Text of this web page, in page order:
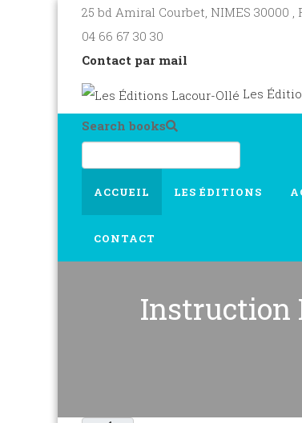
25 bd Amiral Courbet, NIMES 30000 ,
04 66 67 30 30
Contact par mail
Les
Search books
ACCUEIL LES ÉDITIONS
CONTACT
Instruction